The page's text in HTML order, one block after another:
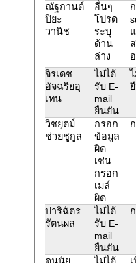
ณัฐกานต์
ปิยะ
วานิช
อื่นๆ
โปรด
ระบุ
ด้าน
ล่าง
จิรเดช
อัจฉริยอุ
เทน
ไม่ได้
รับ E-
mail
ยืนยัน
วิชยุตม์
ช่วยชูกูล
กรอก
ข้อมูล
ผิด
เช่น
กรอก
เมล์
ผิด
ปาริฉัตร
รัตนผล
ไม่ได้
รับ E-
mail
ยืนยัน
ดนุนัย
ไม่ได้